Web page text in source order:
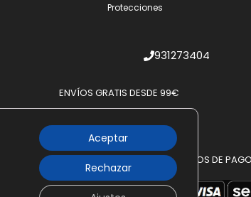
Protecciones
931273404
ENVÍOS GRATIS DESDE 99€
MÉTODOS DE
Aceptar
Rechazar